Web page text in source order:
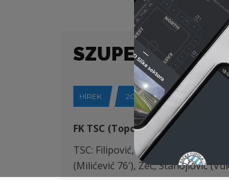
SZUPERLIGA
HÍREK 2021-08-03
FK TSC (Topolya) – FK
TSC: Filipović, Ćalušić, Leandro,
(Milićević 76′), Zec, Stanojlović